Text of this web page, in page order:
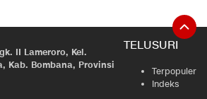
II Lameroro, Kel.
Kab. Bombana, Provinsi
TELUSURI
Terpopuler
Indeks